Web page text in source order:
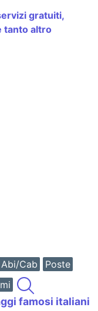
gratuiti,
tanto altro
Abi/Cab
Poste
famosi italiani